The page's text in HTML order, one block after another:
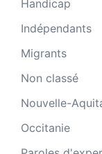
Handicap
Indépendants
Migrants
Non classé
Nouvelle-
Occitanie